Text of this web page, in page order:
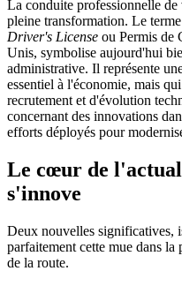
La conduite professionnelle de
pleine transformation. Le terme
Driver's License ou Permis de
Unis, symbolise aujourd'hui
administrative. Il représente
essentiel à l'économie, mais
recrutement et d'évolution
concernant des innovations
efforts déployés pour
Le cœur de
s'innove
Deux nouvelles significatives,
parfaitement cette mue dans
de la route.